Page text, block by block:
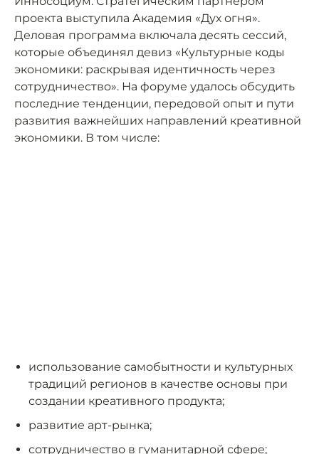
проекта выступила Академия «Дух огня».
Деловая программа включала десять сессий,
которые объединял девиз «Культурные коды
экономики: раскрывая идентичность через
сотрудничество». На форуме удалось обсудить
последние тенденции, передовой опыт и пути
развития важнейших направлений креативной
экономики. В том числе:
использование самобытности и культурных
традиций регионов в качестве основы при
создании креативного продукта;
развитие арт-рынка;
сотрудничество в гуманитарной сфере;